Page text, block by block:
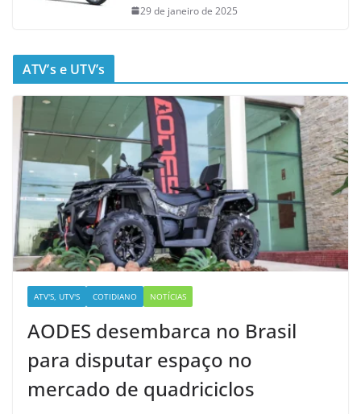
29 de janeiro de 2025
ATV’s e UTV’s
ATV'S, UTV'S COTIDIANO NOTÍCIAS
AODES desembarca no Brasil
para disputar espaço no
mercado de quadriciclos